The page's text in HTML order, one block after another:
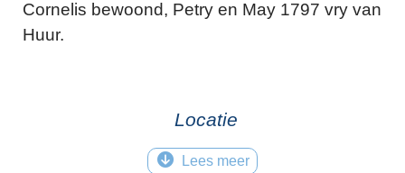
Cornelis bewoond, Petry en May 1797 vry van
Huur.
Locatie
Lees meer